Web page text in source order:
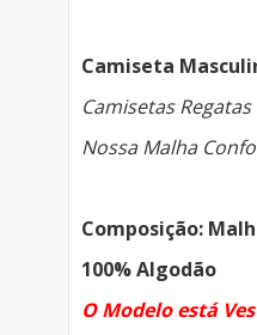
Camiseta
Camisetas
Nossa Malha
Composição:
100% Algodão
O Modelo está